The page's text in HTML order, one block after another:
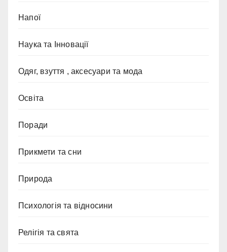
Напої
Наука та Інновації
Одяг, взуття , аксесуари та мода
Освіта
Поради
Прикмети та сни
Природа
Психологія та відносини
Релігія та свята